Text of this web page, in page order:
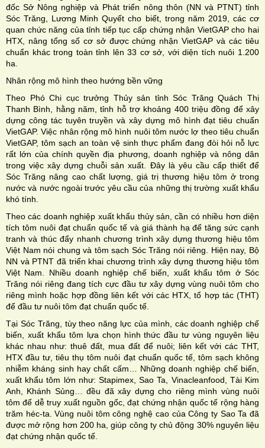
đốc Sở Nông nghiệp và Phát triển nông thôn (NN và PTNT) tỉnh
Sóc Trăng, Lương Minh Quyết cho biết, trong năm 2019, các cơ
quan chức năng của tỉnh tiếp tục cấp chứng nhận VietGAP cho hai
HTX, nâng tổng số cơ sở được chứng nhận VietGAP và các tiêu
chuẩn khác trong toàn tỉnh lên 33 cơ sở, với diện tích nuôi 1.200
ha.
Nhân rộng mô hình theo hướng bền vững
Theo Phó Chi cục trưởng Thủy sản tỉnh Sóc Trăng Quách Thị
Thanh Bình, hằng năm, tỉnh hỗ trợ khoảng 400 triệu đồng để xây
dựng công tác tuyên truyền và xây dựng mô hình đạt tiêu chuẩn
VietGAP. Việc nhân rộng mô hình nuôi tôm nước lợ theo tiêu chuẩn
VietGAP, tôm sạch an toàn vệ sinh thực phẩm đang đòi hỏi nỗ lực
rất lớn của chính quyền địa phương, doanh nghiệp và nông dân
trong việc xây dựng chuỗi sản xuất. Ðây là yêu cầu cấp thiết để
Sóc Trăng nâng cao chất lượng, giá trị thương hiệu tôm ở trong
nước và nước ngoài trước yêu cầu của những thị trường xuất khẩu
khó tính.
Theo các doanh nghiệp xuất khẩu thủy sản, cần có nhiều hơn diện
tích tôm nuôi đạt chuẩn quốc tế và giá thành hạ để tăng sức cạnh
tranh và thúc đẩy nhanh chương trình xây dựng thương hiệu tôm
Việt Nam nói chung và tôm sạch Sóc Trăng nói riêng. Hiện nay, Bộ
NN và PTNT đã triển khai chương trình xây dựng thương hiệu tôm
Việt Nam. Nhiều doanh nghiệp chế biến, xuất khẩu tôm ở Sóc
Trăng nói riêng đang tích cực đầu tư xây dựng vùng nuôi tôm cho
riêng mình hoặc hợp đồng liên kết với các HTX, tổ hợp tác (THT)
để đầu tư nuôi tôm đạt chuẩn quốc tế.
Tại Sóc Trăng, tùy theo năng lực của mình, các doanh nghiệp chế
biến, xuất khẩu tôm lựa chọn hình thức đầu tư vùng nguyên liệu
khác nhau như: thuê đất, mua đất để nuôi; liên kết với các THT,
HTX đầu tư, tiêu thụ tôm nuôi đạt chuẩn quốc tế, tôm sạch không
nhiễm kháng sinh hay chất cấm… Những doanh nghiệp chế biến,
xuất khẩu tôm lớn như: Stapimex, Sao Ta, Vinacleanfood, Tài Kim
Anh, Khánh Sủng… đều đã xây dựng cho riêng mình vùng nuôi
tôm để dễ truy xuất nguồn gốc, đạt chứng nhận quốc tế rộng hàng
trăm héc-ta. Vùng nuôi tôm công nghệ cao của Công ty Sao Ta đã
được mở rộng hơn 200 ha, giúp công ty chủ động 30% nguyên liệu
đạt chứng nhận quốc tế.